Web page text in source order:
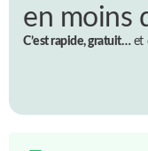
en moins
C’est rapide, gratuit…et